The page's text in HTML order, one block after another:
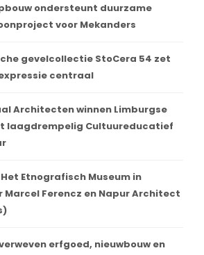
ondersteunt duurzame
voor Mekanders
gevelcollectie StoCera 54 zet
centraal
Architecten winnen Limburgse
laagdrempelig Cultuureducatief
Het Etnografisch Museum in
Marcel Ferencz en Napur Architect
verweven erfgoed, nieuwbouw en